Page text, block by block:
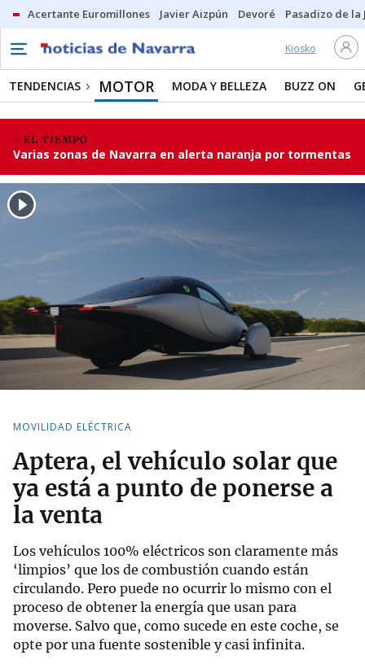
Acertante Euromillones Javier Aizpún Devoré Pasadizo de la
Kiosko
TENDENCIAS MOTOR MODA Y BELLEZA BUZZ ON
EL TIEMPO
Varias zonas de Navarra en alerta naranja por tormentas
MOVILIDAD ELÉCTRICA
Aptera, el vehículo solar que
ya está a punto de ponerse a
la venta
Los vehículos 100% eléctricos son claramente más
‘limpios’ que los de combustión cuando están
circulando. Pero puede no ocurrir lo mismo con el
proceso de obtener la energía que usan para
moverse. Salvo que, como sucede en este coche, se
opte por una fuente sostenible y casi infinita.